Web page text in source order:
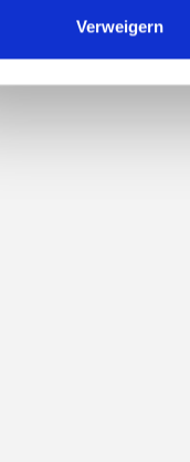
Verweigern